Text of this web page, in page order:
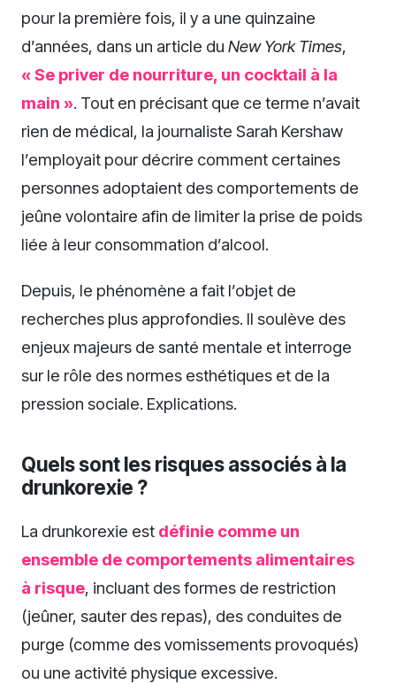
pour la première fois, il y a une quinzaine
d’années, dans un article du New York Times,
« Se priver de nourriture, un cocktail à la
main ». Tout en précisant que ce terme n’avait
rien de médical, la journaliste Sarah Kershaw
l’employait pour décrire comment certaines
personnes adoptaient des comportements de
jeûne volontaire afin de limiter la prise de poids
liée à leur consommation d’alcool.
Depuis, le phénomène a fait l’objet de
recherches plus approfondies. Il soulève des
enjeux majeurs de santé mentale et interroge
sur le rôle des normes esthétiques et de la
pression sociale. Explications.
Quels sont les risques associés à la
drunkorexie ?
La drunkorexie est définie comme un
ensemble de comportements alimentaires
à risque, incluant des formes de restriction
(jeûner, sauter des repas), des conduites de
purge (comme des vomissements provoqués)
ou une activité physique excessive.